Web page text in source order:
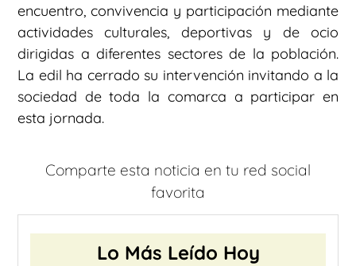
encuentro, convivencia y participación mediante
actividades culturales, deportivas y de ocio
dirigidas a diferentes sectores de la población.
La edil ha cerrado su intervención invitando a la
sociedad de toda la comarca a participar en
esta jornada.
Comparte esta noticia en tu red social
favorita
Lo Más Leído Hoy